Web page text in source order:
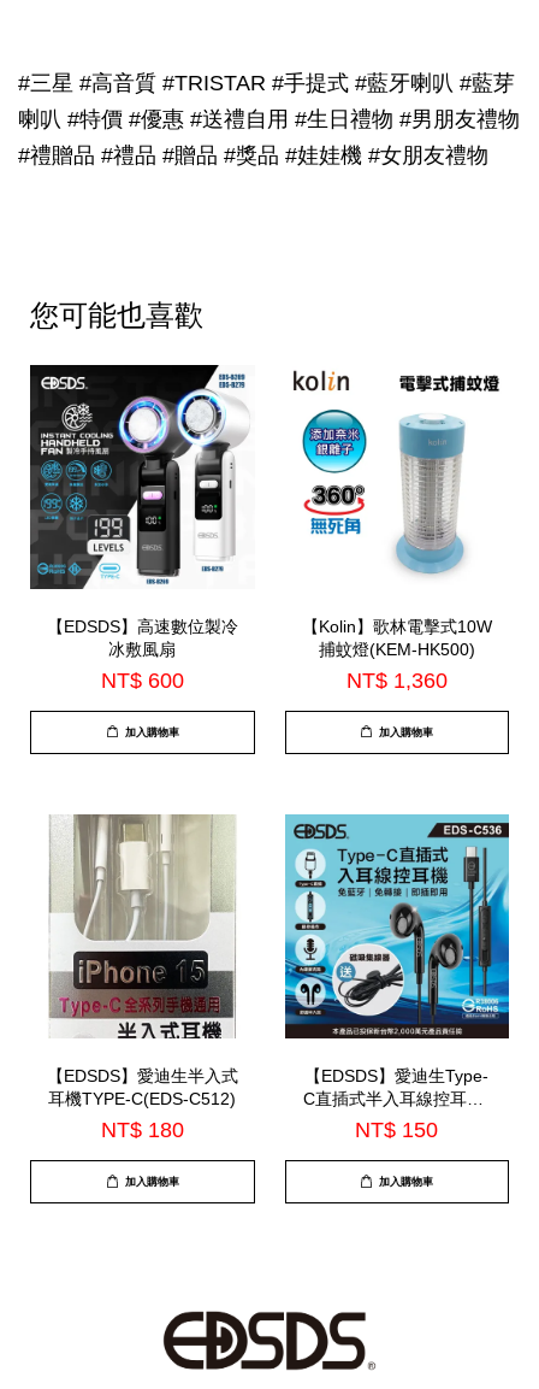
#三星 #高音質 #TRISTAR #手提式 #藍牙喇叭 #藍芽
喇叭 #特價 #優惠 #送禮自用 #生日禮物 #男朋友禮物
#禮贈品 #禮品 #贈品 #獎品 #娃娃機 #女朋友禮物
您可能也喜歡
【EDSDS】高速數位製冷
冰敷風扇
NT$ 600
加入購物車
【Kolin】歌林電擊式10W
捕蚊燈(KEM-HK500)
NT$ 1,360
加入購物車
【EDSDS】愛迪生半入式
耳機TYPE-C(EDS-C512)
NT$ 180
加入購物車
【EDSDS】愛迪生Type-
C直插式半入耳線控耳機-
內建麥克風(EDS-C536)
NT$ 150
加入購物車